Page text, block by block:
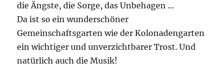
die Ängste, die Sorge, das Unbehagen …
Da ist so ein wunderschöner
Gemeinschaftsgarten wie der Kolonadengarten
ein wichtiger und unverzichtbarer Trost. Und
natürlich auch die Musik!